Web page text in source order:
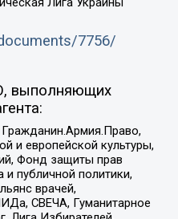
7756/
выполняющих
и европейской культуры,
Фонд защиты прав
публичной политики,
врачей,
СВЕЧА, Гуманитарное